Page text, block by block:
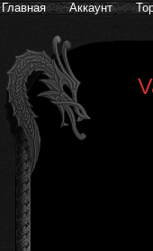
Главная Аккаунт